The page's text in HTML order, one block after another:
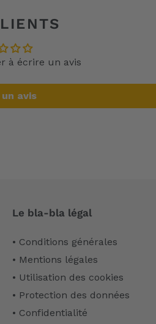
à écrire un avis
avis
Le bla-bla légal
• Conditions générales
• Mentions légales
• Utilisation des cookies
• Protection des données
• Confidentialité